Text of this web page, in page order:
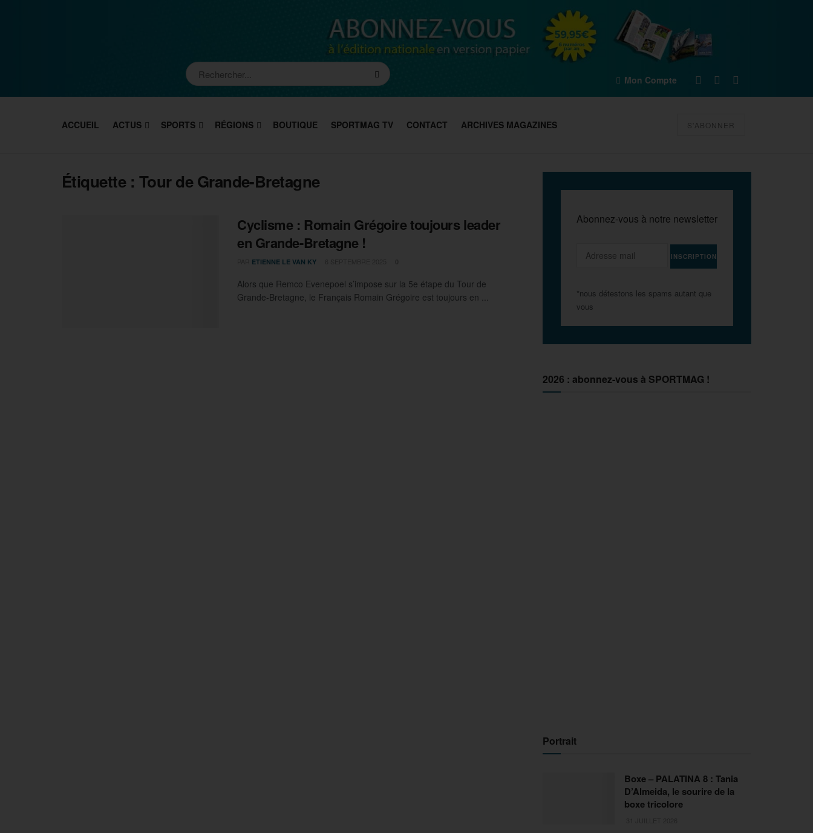
Mon Compte
ACCUEIL ACTUS SPORTS RÉGIONS BOUTIQUE SPORTMAG TV CONTACT ARCHIVES MAGAZINES S'ABONNER
Étiquette : Tour de Grande-Bretagne
Cyclisme : Romain Grégoire toujours leader
en Grande-Bretagne !
ETIENNE LE VAN KY
Alors que Remco Evenepoel s’impose sur la 5e étape du Tour de
Grande-Bretagne, le Français Romain Grégoire est toujours en ...
Abonnez-vous à notre newsletter
*nous détestons les spams autant que
vous
2026 : abonnez-vous à SPORTMAG !
Portrait
Boxe – PALATINA 8 : Tania
D’Almeida, le sourire de la
boxe tricolore